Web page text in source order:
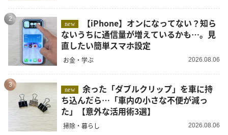
2
new
ないうちに通信量が増えているかも…。見
直したい簡単スマホ設定
お金・学ぶ 2026.08.06
3
new
余った「ダブルクリップ」を車に持
ち込んだら…「車内の小さな不便が減っ
た」【意外な活用術3選】
掃除・暮らし 2026.08.06